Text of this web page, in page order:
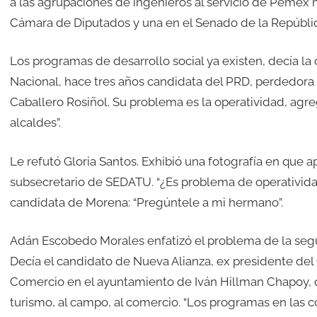
Cámara de Diputados y una en el Senado de la
Los programas de desarrollo social ya existen, decía
Nacional, hace tres años candidata del PRD,
Caballero Rosiñol. Su problema es la operatividad,
alcaldes”.
Le refutó Gloria Santos. Exhibió una fotografía en que
subsecretario de SEDATU. “¿Es problema de
candidata de Morena: “Pregúntele a mi hermano”.
Adán Escobedo Morales enfatizó el problema de la
Decía el candidato de Nueva Alianza, ex presidente
Comercio en el ayuntamiento de Iván Hillman
turismo, al campo, al comercio. “Los programas en las